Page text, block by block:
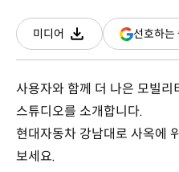
미디어
다운로드
선호하는
사용자와 함께 더 나은 모빌
스튜디오를 소개합니다.
현대자동차 강남대로 사옥에
보세요.